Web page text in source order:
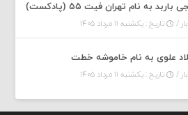
به نام تهران فیت ۵۵ (پادکست)
تاریخ : یکشنبه ۱۱ مرداد ۱۴۰۵
علوی به نام خاموشه خطت
تاریخ : یکشنبه ۱۱ مرداد ۱۴۰۵